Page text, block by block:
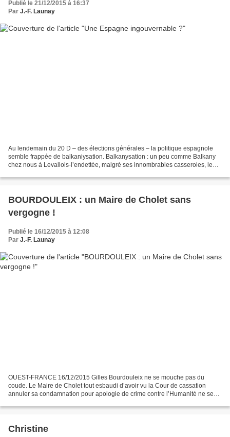
Publié le 21/12/2015 à 16:37
Par J.-F. Launay
Au lendemain du 20 D – des élections générales – la politique espagnole
semble frappée de balkaniysation. Balkanysation : un peu comme Balkany
chez nous à Levallois-l’endettée, malgré ses innombrables casseroles, le
BOURDOULEIX : un Maire de Cholet sans
vergogne !
Publié le 16/12/2015 à 12:08
Par J.-F. Launay
OUEST-FRANCE 16/12/2015 Gilles Bourdouleix ne se mouche pas du
coude. Le Maire de Cholet tout esbaudi d’avoir vu la Cour de cassation
annuler sa condamnation pour apologie de crime contre l’Humanité ne se
Christine